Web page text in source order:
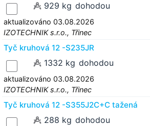
929 kg dohodou
aktualizováno 03.08.2026
IZOTECHNIK s.r.o., Třinec
Tyč kruhová 12 -S235JR
1332 kg dohodou
aktualizováno 03.08.2026
IZOTECHNIK s.r.o., Třinec
Tyč kruhová 12 -S355J2C+C tažená
288 kg dohodou